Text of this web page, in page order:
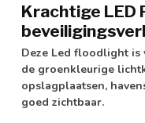
Krachtige LED
Deze Led floodlight is
de groenkleurige
opslagplaatsen,
goed zichtbaar.